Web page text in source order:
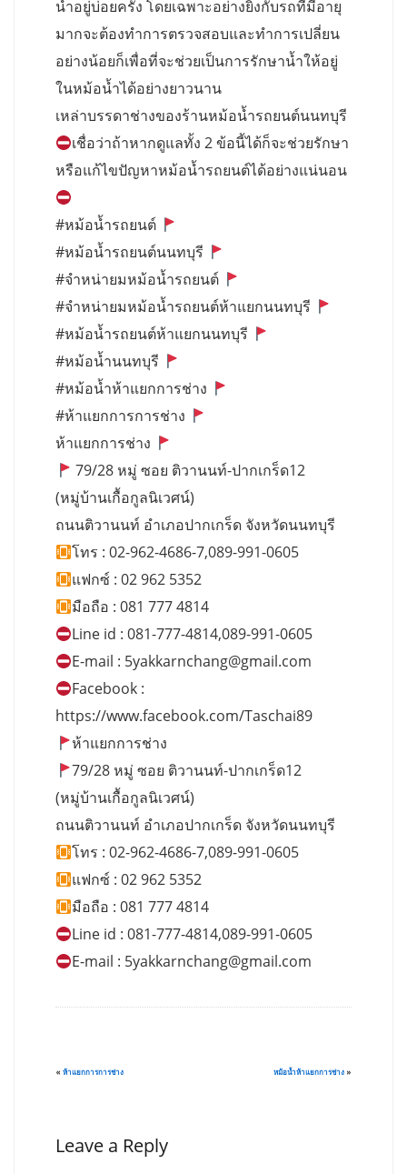
น้ำอยู่บ่อยครั้ง โดยเฉพาะอย่างยิ่งกับรถที่มีอายุ
มากจะต้องทำการตรวจสอบและทำการเปลี่ยน
อย่างน้อยก็เพื่อที่จะช่วยเป็นการรักษาน้ำให้อยู่
ในหม้อน้ำได้อย่างยาวนาน
เหล่าบรรดาช่างของร้านหม้อน้ำรถยนต์นนทบุรี
เชื่อว่าถ้าหากดูแลทั้ง 2 ข้อนี้ได้ก็จะช่วยรักษา
หรือแก้ไขปัญหาหม้อน้ำรถยนต์ได้อย่างแน่นอน
#หม้อน้ำรถยนต์
#หม้อน้ำรถยนต์นนทบุรี
#จำหน่ายมหม้อน้ำรถยนต์
#จำหน่ายมหม้อน้ำรถยนต์ห้าแยกนนทบุรี
#หม้อน้ำรถยนต์ห้าแยกนนทบุรี
#หม้อน้ำนนทบุรี
#หม้อน้ำห้าแยกการช่าง
#ห้าแยกการการช่าง
ห้าแยกการช่าง
79/28 หมู่ ซอย ติวานนท์-ปากเกร็ด12
(หมู่บ้านเกื้อกูลนิเวศน์)
ถนนติวานนท์ อำเภอปากเกร็ด จังหวัดนนทบุรี
โทร : 02-962-4686-7,089-991-0605
แฟกซ์ : 02 962 5352
มือถือ : 081 777 4814
Line id : 081-777-4814,089-991-0605
E-mail : 5yakkarnchang@gmail.com
Facebook :
https://www.facebook.com/Taschai89
ห้าแยกการช่าง
79/28 หมู่ ซอย ติวานนท์-ปากเกร็ด12
(หมู่บ้านเกื้อกูลนิเวศน์)
ถนนติวานนท์ อำเภอปากเกร็ด จังหวัดนนทบุรี
โทร : 02-962-4686-7,089-991-0605
แฟกซ์ : 02 962 5352
มือถือ : 081 777 4814
Line id : 081-777-4814,089-991-0605
E-mail : 5yakkarnchang@gmail.com
« ห้าแยกการการช่าง หม้อน้ำห้าแยกการช่าง »
Leave a Reply